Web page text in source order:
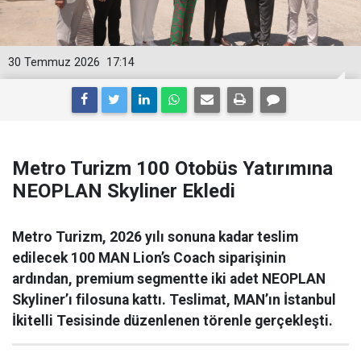
17:14
30 Temmuz 2026
Metro Turizm 100 Otobüs Yatırımına
NEOPLAN Skyliner Ekledi
Metro Turizm, 2026 yılı sonuna kadar teslim
edilecek 100 MAN Lion’s Coach siparişinin
ardından, premium segmentte iki adet NEOPLAN
Skyliner’ı filosuna kattı. Teslimat, MAN’ın İstanbul
İkitelli Tesisinde düzenlenen törenle gerçekleşti.